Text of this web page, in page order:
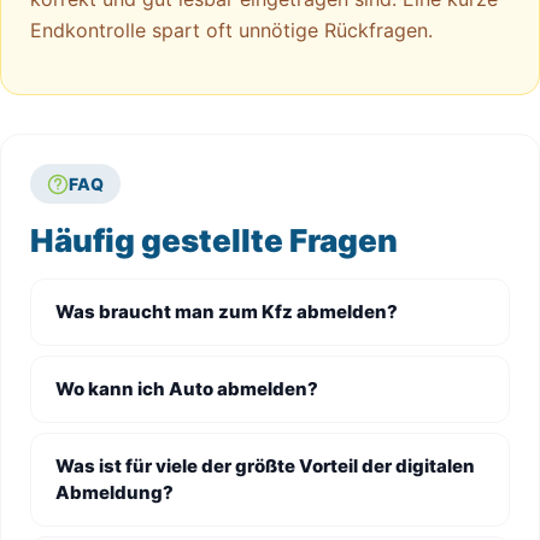
Endkontrolle spart oft unnötige Rückfragen.
FAQ
Häufig gestellte Fragen
Was braucht man zum Kfz abmelden?
Wo kann ich Auto abmelden?
Was ist für viele der größte Vorteil der digitalen
Abmeldung?